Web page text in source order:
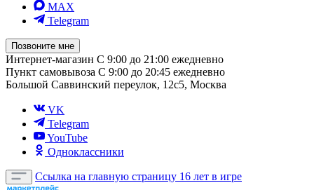
MAX
Telegram
Позвоните мне
Интернет-магазин С 9:00 до 21:00 ежедневно
Пункт самовывоза С 9:00 до 20:45 ежедневно
Большой Саввинский переулок, 12с5, Москва
VK
Telegram
YouTube
Одноклассники
Ссылка на главную страницу 16 лет в игре